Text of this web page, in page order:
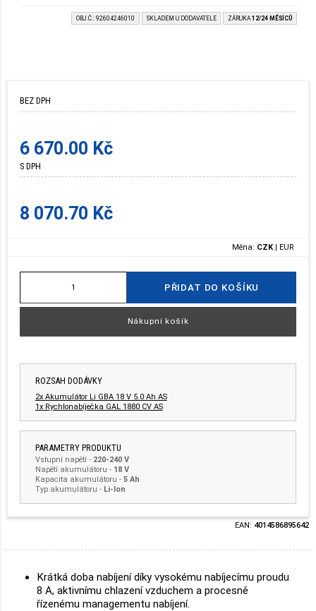
OBJ.Č.: 92604246010 SKLADEM U DODAVATELE ZÁRUKA 12/24 MĚSÍCŮ
BEZ DPH
6 670.00 Kč
S DPH
8 070.70 Kč
Měna: CZK | EUR
PŘIDAT DO KOŠÍKU
Nákupní košík
ROZSAH DODÁVKY
2x Akumulátor Li GBA 18 V 5.0 Ah AS
1x Rychlonabíječka GAL 1880 CV AS
PARAMETRY PRODUKTU
Vstupní napětí- 220-240 V
Napětí akumulátoru - 18 V
Kapacita akumulátoru - 5 Ah
Typ akumulátoru - Li-Ion
EAN: 4014586895642
Krátká doba nabíjení díky vysokému nabíjecímu proudu
8 A, aktivnímu chlazení vzduchem a procesně
řízenému managementu nabíjení.